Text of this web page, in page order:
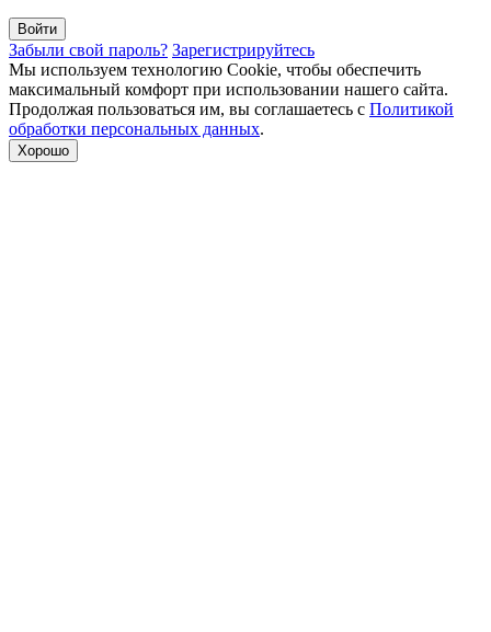
Забыли свой пароль? Зарегистрируйтесь
Мы используем технологию Cookie, чтобы обеспечить
максимальный комфорт при использовании нашего сайта.
Продолжая пользоваться им, вы соглашаетесь с Политикой
обработки персональных данных.